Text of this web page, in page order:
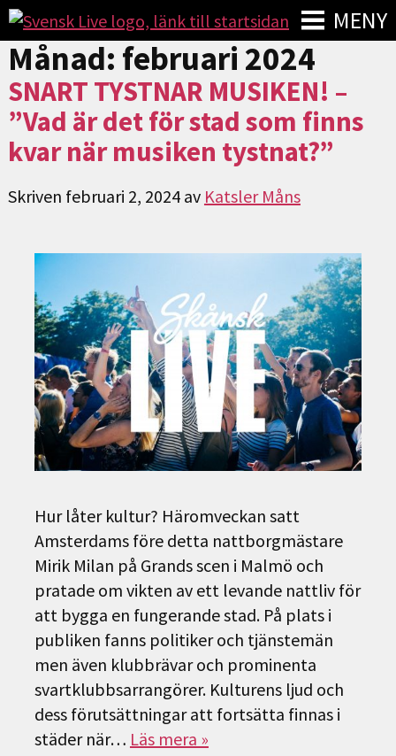
MENY
Månad: februari 2024
SNART TYSTNAR MUSIKEN! –
”Vad är det för stad som finns
kvar när musiken tystnat?”
Skriven februari 2, 2024 av Katsler Måns
Hur låter kultur? Häromveckan satt
Amsterdams före detta nattborgmästare
Mirik Milan på Grands scen i Malmö och
pratade om vikten av ett levande nattliv för
att bygga en fungerande stad. På plats i
publiken fanns politiker och tjänstemän
men även klubbrävar och prominenta
svartklubbsarrangörer. Kulturens ljud och
dess förutsättningar att fortsätta finnas i
städer när… Läs mera »